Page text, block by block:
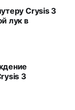
Crysis 3
лук в
3